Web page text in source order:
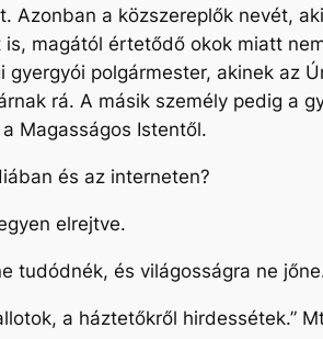
Azonban a közszereplők nevét,
magától értetődő okok miatt
polgármester, akinek az
rá. A másik személy pedig a
Magasságos Istentől.
és az interneten?
elrejtve.
tudódnék, és világosságra ne
a háztetőkről hirdessétek.”